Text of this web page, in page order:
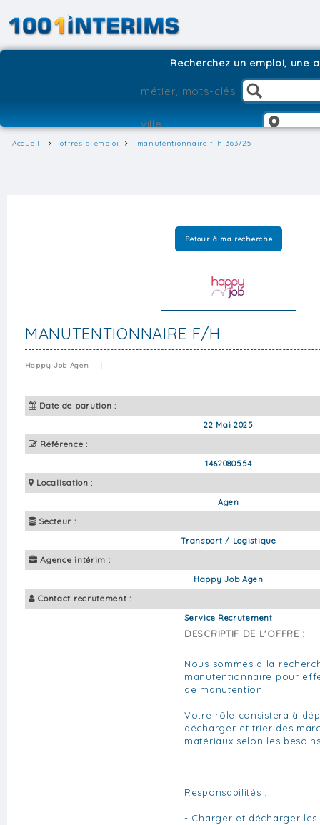
Recherchez un emploi, une
Accueil offres-d-emploi manutentionnaire-f-h-363725
Retour à ma recherche
MANUTENTIONNAIRE F/H
Happy Job Agen |
Date de parution :
22 Mai 2025
Référence :
1462080554
Localisation :
Agen
Secteur :
Transport / Logistique
Agence intérim :
Happy Job Agen
Contact recrutement :
Service Recrutement
DESCRIPTIF DE L'OFFRE :
Nous sommes à la
manutentionnaire pour
de manutention.
Votre rôle consistera à
décharger et trier des
matériaux selon les
Responsabilités :
- Charger et décharger